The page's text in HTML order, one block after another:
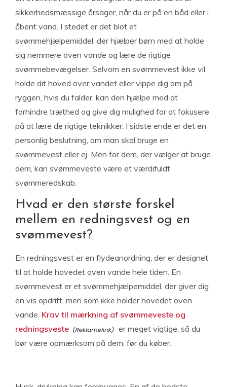
sikkerhedsmæssige årsager, når du er på en båd eller i
åbent vand. I stedet er det blot et
svømmehjælpemiddel, der hjælper børn med at holde
sig nemmere oven vande og lære de rigtige
svømmebevægelser. Selvom en svømmevest ikke vil
holde dit hoved over vandet eller vippe dig om på
ryggen, hvis du falder, kan den hjælpe med at
forhindre træthed og give dig mulighed for at fokusere
på at lære de rigtige teknikker. I sidste ende er det en
personlig beslutning, om man skal bruge en
svømmevest eller ej. Men for dem, der vælger at bruge
dem, kan svømmeveste være et værdifuldt
svømmeredskab.
Hvad er den største forskel
mellem en redningsvest og en
svømmevest?
En redningsvest er en flydeanordning, der er designet
til at holde hovedet oven vande hele tiden. En
svømmevest er et svømmehjælpemiddel, der giver dig
en vis opdrift, men som ikke holder hovedet oven
vande. Krav til mærkning af svømmeveste og
redningsveste
er meget vigtige, så du
bør være opmærksom på dem, før du køber.